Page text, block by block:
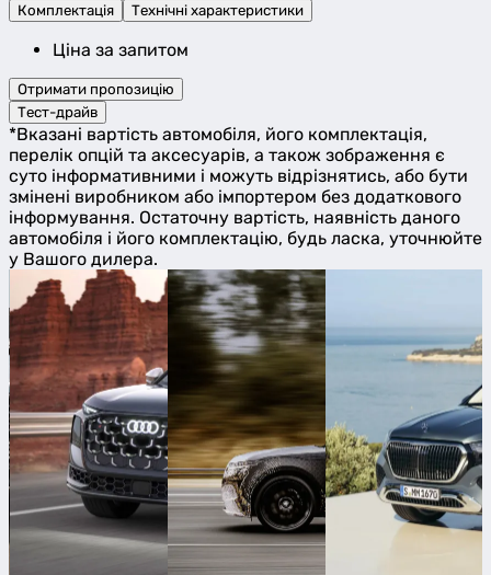
Комплектація Технічні характеристики
Ціна за запитом
Отримати пропозицію
Тест-драйв
*Вказані вартість автомобіля, його комплектація,
перелік опцій та аксесуарів, а також зображення є
суто інформативними і можуть відрізнятись, або бути
змінені виробником або імпортером без додаткового
інформування. Остаточну вартість, наявність даного
автомобіля і його комплектацію, будь ласка, уточнюйте
у Вашого дилера.